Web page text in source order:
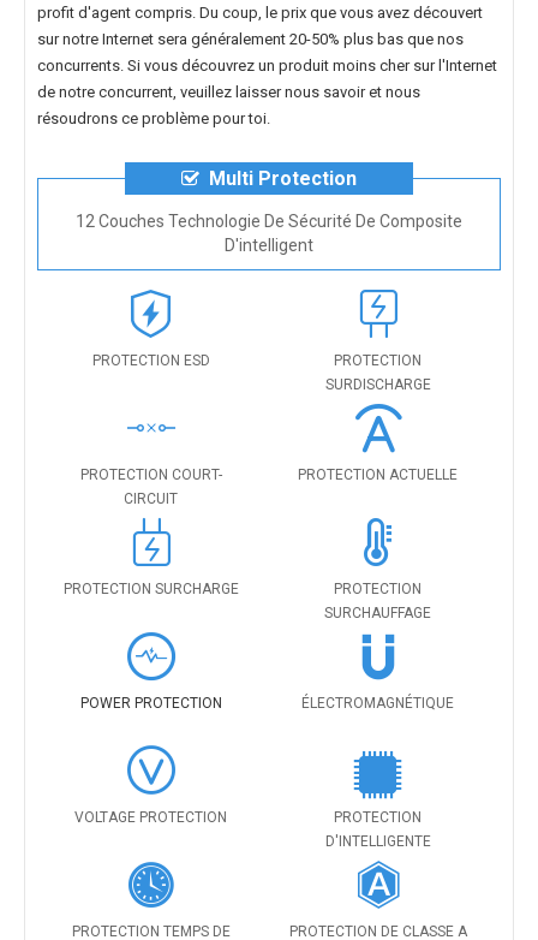
profit d'agent compris. Du coup, le prix que vous avez découvert
sur notre Internet sera généralement 20-50% plus bas que nos
concurrents. Si vous découvrez un produit moins cher sur l'Internet
de notre concurrent, veuillez laisser nous savoir et nous
résoudrons ce problème pour toi.
Multi Protection
12 Couches Technologie De Sécurité De Composite
D'intelligent
PROTECTION ESD
PROTECTION
SURDISCHARGE
PROTECTION COURT-
CIRCUIT
PROTECTION ACTUELLE
PROTECTION SURCHARGE
PROTECTION
SURCHAUFFAGE
POWER PROTECTION ÉLECTROMAGNÉTIQUE
VOLTAGE PROTECTION
PROTECTION
D'INTELLIGENTE
PROTECTION TEMPS DE
PROTECTION DE CLASSE A